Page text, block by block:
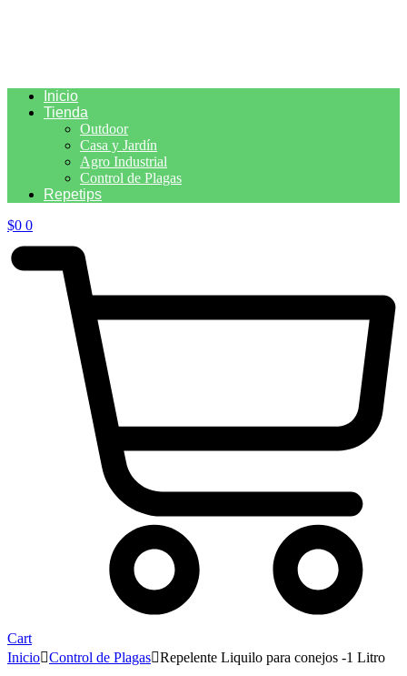
Inicio
Tienda
Outdoor
Casa y Jardín
Agro Industrial
Control de Plagas
Repetips
$0 0
Cart
Inicio Control de Plagas Repelente Liquilo para conejos -1 Litro